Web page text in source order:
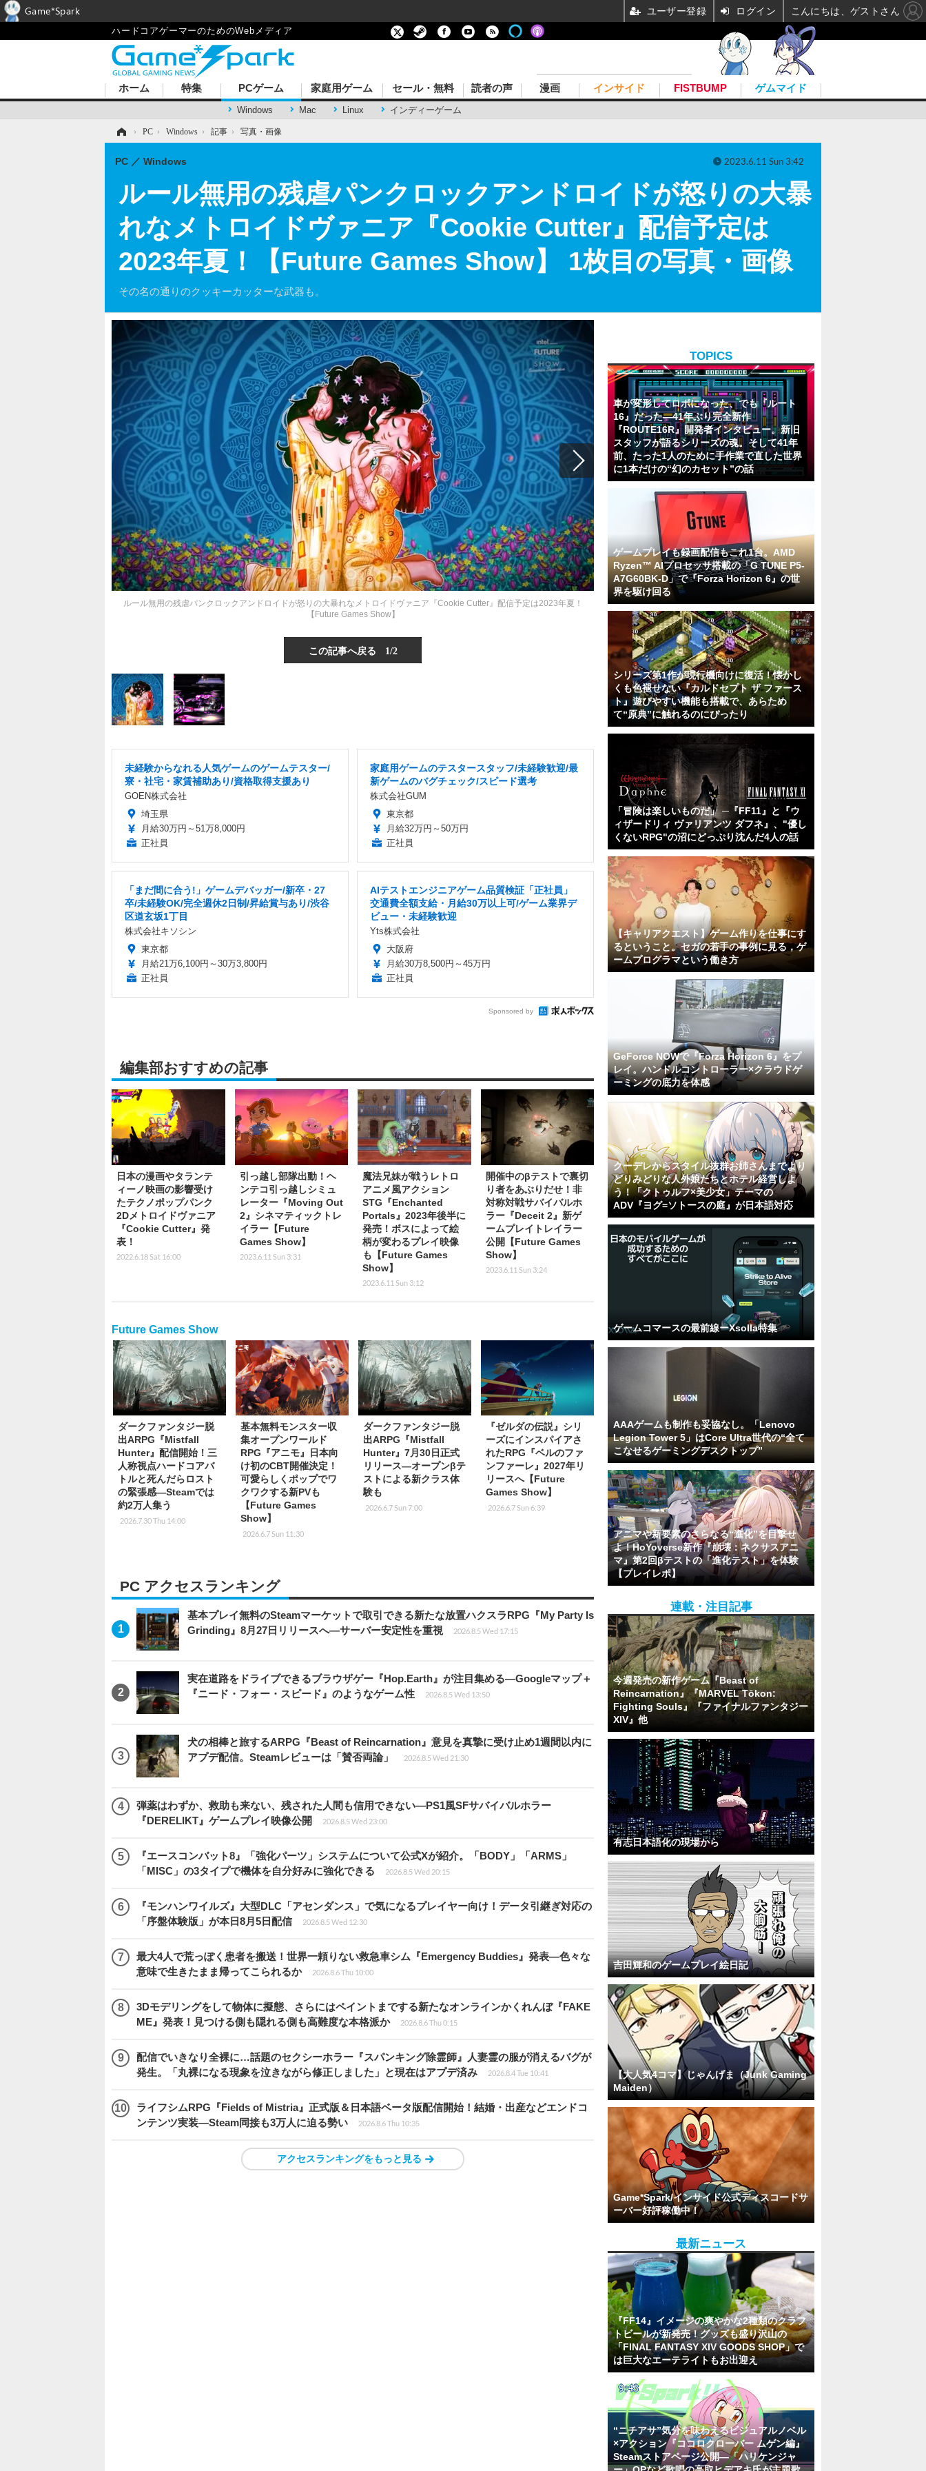
ハードコアゲーマーのためのWebメディア
ホーム 特集 PCゲーム
Windows Mac Linux インディーゲーム
家庭用ゲーム セール・無料 読者の声 漫画 インサイド FISTBUMP ゲムマイド
› PC › Windows › 記事 › 写真・画像
ルール無用の残虐パンクロックアンドロイドが怒りの大暴
れなメトロイドヴァニア『Cookie Cutter』配信予定は
2023年夏！【Future Games Show】 1枚目の写真・画像
その名の通りのクッキーカッターな武器も。
PC Windows 2023.6.11 Sun 3:42
ルール無用の残虐パンクロックアンドロイドが怒りの大暴れなメトロイドヴァニア『Cookie Cutter』配信予定は2023年夏！
【Future Games Show】
この記事へ戻る 1/2
未経験からなれる人気ゲームのゲームテスター/
寮・社宅・家賃補助あり/資格取得支援あり
GOEN株式会社
埼玉県
月給30万円～51万8,000円
正社員
家庭用ゲームのテスタースタッフ/未経験歓迎/最
新ゲームのバグチェック/スピード選考
株式会社GUM
東京都
月給32万円～50万円
正社員
「まだ間に合う!」ゲームデバッガー/新卒・27
卒/未経験OK/完全週休2日制/昇給賞与あり/渋谷
区道玄坂1丁目
株式会社キソシン
東京都
月給21万6,100円～30万3,800円
正社員
AIテストエンジニアゲーム品質検証「正社員」
交通費全額支給・月給30万以上可/ゲーム業界デ
ビュー・未経験歓迎
Yts株式会社
大阪府
月給30万8,500円～45万円
正社員
Sponsored by
編集部おすすめの記事
日本の漫画やタランテ
ィーノ映画の影響受け
たテクノポップパンク
2Dメトロイドヴァニア
『Cookie Cutter』発
表！
2022.6.18 Sat 16:00
引っ越し部隊出動！ヘ
ンテコ引っ越しシミュ
レーター『Moving Out
2』シネマティックトレ
イラー【Future
Games Show】
2023.6.11 Sun 3:31
魔法兄妹が戦うレトロ
アニメ風アクション
STG『Enchanted
Portals』2023年後半に
発売！ボスによって絵
柄が変わるプレイ映像
も【Future Games
Show】
2023.6.11 Sun 3:12
開催中のβテストで裏切
り者をあぶりだせ！非
対称対戦サバイバルホ
ラー『Deceit 2』新ゲ
ームプレイトレイラー
公開【Future Games
Show】
2023.6.11 Sun 3:24
Future Games Show
ダークファンタジー脱
出ARPG『Mistfall
Hunter』配信開始！三
人称視点ハードコアバ
トルと死んだらロスト
の緊張感―Steamでは
約2万人集う
2026.7.30 Thu 14:00
基本無料モンスター収
集オープンワールド
RPG『アニモ』日本向
け初のCBT開催決定！
可愛らしくポップでワ
クワクする新PVも
【Future Games
Show】
2026.6.7 Sun 11:30
ダークファンタジー脱
出ARPG『Mistfall
Hunter』7月30日正式
リリース―オープンβテ
ストによる新クラス体
験も
2026.6.7 Sun 7:00
『ゼルダの伝説』シリ
ーズにインスパイアさ
れたRPG『ベルのファ
ンファーレ』2027年リ
リースへ【Future
Games Show】
2026.6.7 Sun 6:39
PC アクセスランキング
基本プレイ無料のSteamマーケットで取引できる新たな放置ハクスラRPG『My Party Is
Grinding』8月27日リリースへ―サーバー安定性を重視
2026.8.5 Wed 17:15
実在道路をドライブできるブラウザゲー『Hop.Earth』が注目集める―Googleマップ＋
『ニード・フォー・スピード』のようなゲーム性
2026.8.5 Wed 13:50
犬の相棒と旅するARPG『Beast of Reincarnation』意見を真摯に受け止め1週間以内に
アプデ配信。Steamレビューは「賛否両論」
2026.8.5 Wed 21:30
弾薬はわずか、救助も来ない、残された人間も信用できない―PS1風SFサバイバルホラー
『DERELIKT』ゲームプレイ映像公開
2026.8.5 Wed 23:00
『エースコンバット8』「強化パーツ」システムについて公式Xが紹介。「BODY」「ARMS」
「MISC」の3タイプで機体を自分好みに強化できる
2026.8.5 Wed 20:15
『モンハンワイルズ』大型DLC「アセンダンス」で気になるプレイヤー向け！データ引継ぎ対応の
「序盤体験版」が本日8月5日配信
2026.8.5 Wed 12:30
最大4人で荒っぽく患者を搬送！世界一頼りない救急車シム『Emergency Buddies』発表―色々な
意味で生きたまま帰ってこられるか
2026.8.6 Thu 10:00
3Dモデリングをして物体に擬態、さらにはペイントまでする新たなオンラインかくれんぼ『FAKE
ME』発表！見つける側も隠れる側も高難度な本格派か
2026.8.6 Thu 0:15
配信でいきなり全裸に…話題のセクシーホラー『スパンキング除霊師』人妻霊の服が消えるバグが
発生。「丸裸になる現象を泣きながら修正しました」と現在はアプデ済み
2026.8.4 Tue 10:41
ライフシムRPG『Fields of Mistria』正式版＆日本語ベータ版配信開始！結婚・出産などエンドコ
ンテンツ実装―Steam同接も3万人に迫る勢い
2026.8.6 Thu 10:35
アクセスランキングをもっと見る
TOPICS
車が変形してロボになった、でも『ルート
16』だった―41年ぶり完全新作
『ROUTE16R』開発者インタビュー。新旧
スタッフが語るシリーズの魂。そして41年
前、たった1人のために手作業で直した世界
に1本だけの“幻のカセット”の話
ゲームプレイも録画配信もこれ1台。AMD
Ryzen™ AIプロセッサ搭載の「G TUNE P5-
A7G60BK-D」で『Forza Horizon 6』の世
界を駆け回る
シリーズ第1作が現行機向けに復活！懐かし
くも色褪せない『カルドセプト ザ ファース
ト』遊びやすい機能も搭載で、あらため
て“原典”に触れるのにぴったり
「冒険は楽しいものだ」 ─『FF11』と『ウ
ィザードリィ ヴァリアンツ ダフネ』、"優し
くないRPG"の沼にどっぷり沈んだ4人の話
【キャリアクエスト】ゲーム作りを仕事にす
るということ。セガの若手の事例に見る，ゲ
ームプログラマという働き方
GeForce NOWで『Forza Horizon 6』をプ
レイ。ハンドルコントローラー×クラウドゲ
ーミングの底力を体感
クーデレからスタイル抜群お姉さんまでより
どりみどりな人外娘たちとホテル経営しよ
う！「クトゥルフ×美少女」テーマの
ADV『ヨグ=ソトースの庭』が日本語対応
ゲームコマースの最前線ーXsolla特集
AAAゲームも制作も妥協なし。「Lenovo
Legion Tower 5」はCore Ultra世代の“全て
こなせるゲーミングデスクトップ”
アニマや新要素のさらなる“進化”を目撃せ
よ！HoYoverse新作『崩壊：ネクサスアニ
マ』第2回βテストの「進化テスト」を体験
【プレイレポ】
連載・注目記事
今週発売の新作ゲーム『Beast of
Reincarnation』『MARVEL Tōkon:
Fighting Souls』『ファイナルファンタジー
XIV』他
有志日本語化の現場から
吉田輝和のゲームプレイ絵日記
【大人気4コマ】じゃんげま（Junk Gaming
Maiden）
Game*Spark/インサイド公式ディスコードサ
ーバー好評稼働中！
最新ニュース
『FF14』イメージの爽やかな2種類のクラフ
トビールが新発売！グッズも盛り沢山の
「FINAL FANTASY XIV GOODS SHOP」で
は巨大なエーテライトもお出迎え
“ニチアサ”気分を味わえるビジュアルノベル
×アクション『ココロクローバー ムゲン編』
Steamストアページ公開―「ハリケンジャ
Game*Spark ユーザー登録 ログイン こんにちは、ゲストさん